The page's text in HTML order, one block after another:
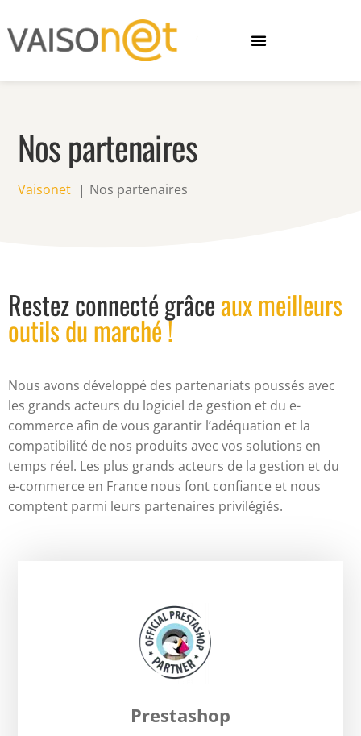
Nos partenaires
Vaisonet Nos partenaires
Restez connecté grâceaux meilleurs
outils du marché !
Nous avons développé des partenariats poussés avec
les grands acteurs du logiciel de gestion et du e-
commerce afin de vous garantir l’adéquation et la
compatibilité de nos produits avec vos solutions en
temps réel. Les plus grands acteurs de la gestion et du
e-commerce en France nous font confiance et nous
comptent parmi leurs partenaires privilégiés.
Prestashop